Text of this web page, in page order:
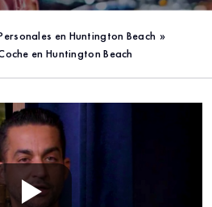
en Huntington Beach »
en Huntington Beach